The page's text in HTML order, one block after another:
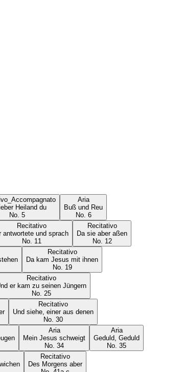
Heiland du
No. 5
Aria
Buß und Reu
No. 6
Recitativo
antwortete und sprach
No. 11
Recitativo
Da sie aber aßen
No. 12
Recitativo
Da kam Jesus mit ihnen
No. 19
Recitativo
er kam zu seinen Jüngern
No. 25
Recitativo
Und siehe, einer aus denen
No. 30
Aria
Mein Jesus schweigt
No. 34
Aria
Geduld, Geduld
No. 35
Recitativo
Des Morgens aber